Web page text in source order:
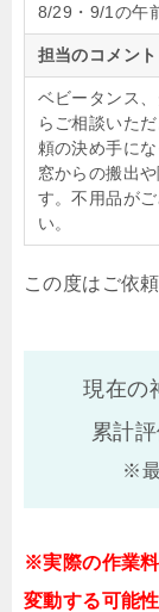
8/29・9/1の午
担当のコメント
ベビータンス
らご相談いた
頼の決め手に
窓からの搬出
す。不用品が
い。
この度はご依
現在の
累計
※
※実際の作業
変動する可能